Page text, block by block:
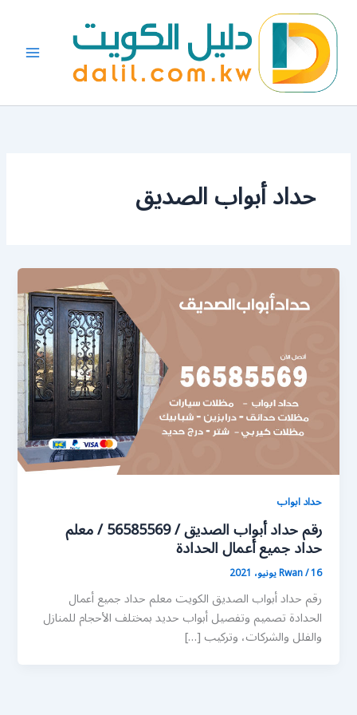
المحتوى
حداد أبواب الصديق
حداد ابواب
رقم حداد أبواب الصديق / 56585569 / معلم
حداد جميع أعمال الحدادة
Rwan/16 يونيو، 2021
رقم حداد أبواب الصديق الكويت معلم حداد جميع أعمال
الحدادة تصميم وتفصيل أبواب حديد بمختلف الأحجام للمنازل
والفلل والشركات، وتركيب […]